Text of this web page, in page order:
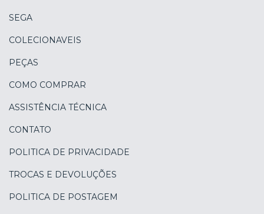
SEGA
COLECIONAVEIS
PEÇAS
COMO COMPRAR
ASSISTÊNCIA TÉCNICA
CONTATO
POLITICA DE PRIVACIDADE
TROCAS E DEVOLUÇÕES
POLITICA DE POSTAGEM